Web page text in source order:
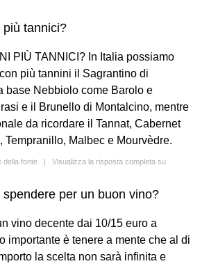
tannici?
PIÙ TANNICI? In Italia possiamo
più tannini il Sagrantino di
base Nebbiolo come Barolo e
e il Brunello di Montalcino, mentre
da ricordare il Tannat, Cabernet
Tempranillo, Malbec e Mourvèdre.
della fonte | Visualizza la risposta completa su
per un buon vino?
vino decente dai 10/15 euro a
importante è tenere a mente che al di
la scelta non sarà infinita e